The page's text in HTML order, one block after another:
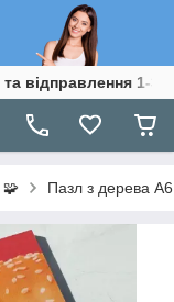
відправлення 1-3
🧩 Пазл з дерева